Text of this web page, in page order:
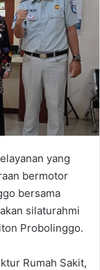
yang
bermotor
bersama
silaturahmi
Probolinggo.
Rumah Sakit,